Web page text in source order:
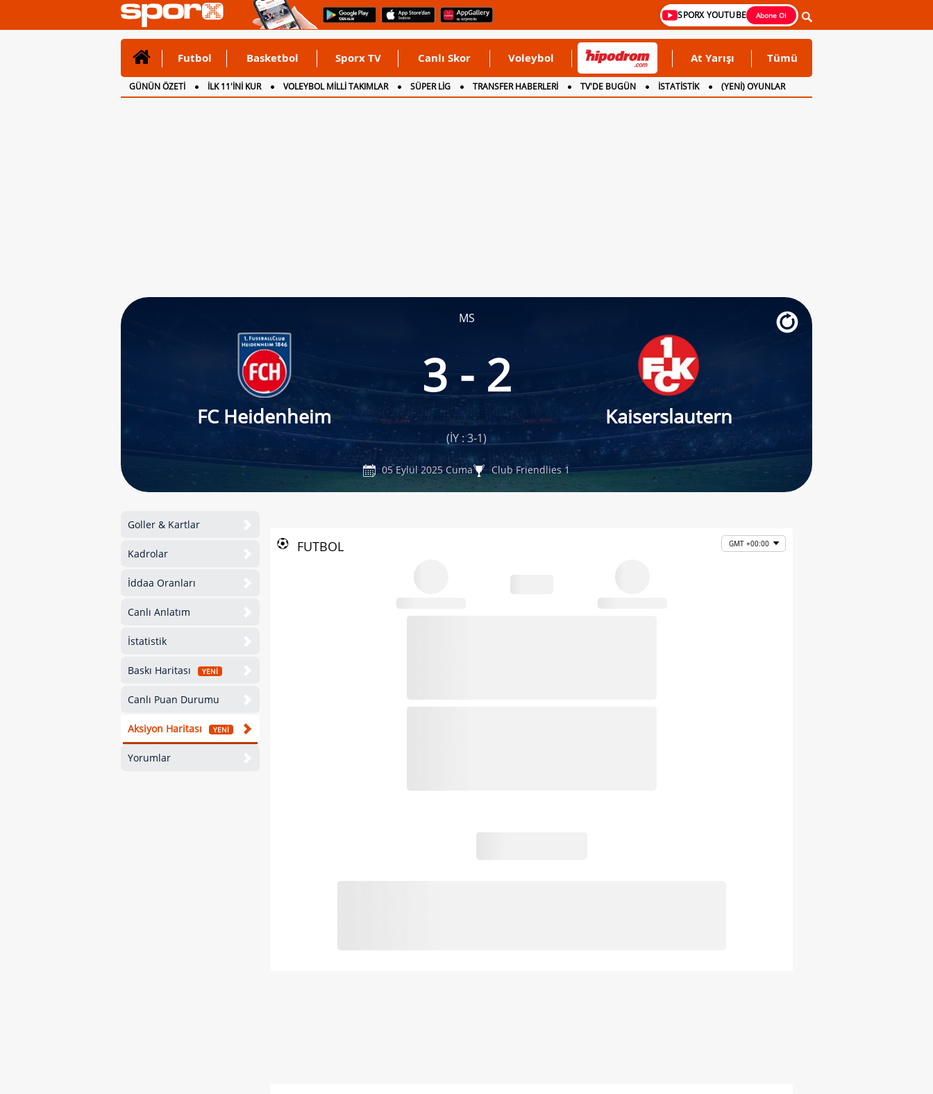
SPORX YOUTUBE Abone Ol
Futbol Basketbol Sporx TV Canlı Skor Voleybol At Yarışı Tümü
GÜNÜN ÖZETİ İLK 11'İNİ KUR VOLEYBOL MİLLİ TAKIMLAR SÜPER LİG TRANSFER HABERLERİ TV'DE BUGÜN İSTATİSTİK
(YENİ) OYUNLAR
CANLI ANLATIM
İNGİLTERE
MS
FC Heidenheim
3 - 2
Kaiserslautern
(İY : 3-1)
05 Eylül 2025 Cuma Club Friendlies 1
Goller & Kartlar
Kadrolar
İddaa Oranları
Canlı Anlatım
İstatistik
Baskı Haritası YENİ
Canlı Puan Durumu
Aksiyon Haritası YENİ
Yorumlar
FUTBOL GMT +00:00